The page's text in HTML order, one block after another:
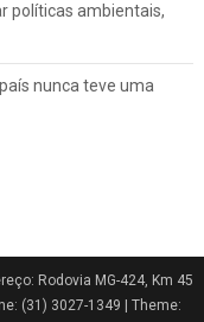
políticas ambientais,
nunca teve uma
a
pelo STF
Rodovia MG-424, Km 45
(31) 3027-1349
Theme: